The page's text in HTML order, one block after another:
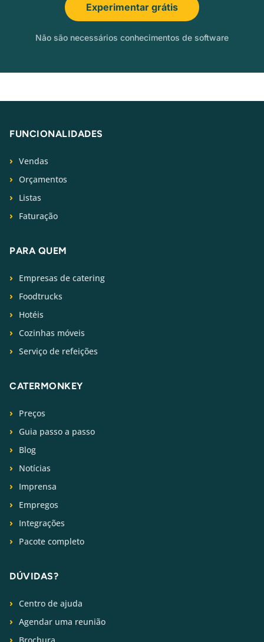
Experimentar grátis
Não são necessários conhecimentos de software
FUNCIONALIDADES
Vendas
Orçamentos
Listas
Faturação
PARA QUEM
Empresas de catering
Foodtrucks
Hotéis
Cozinhas móveis
Serviço de refeições
CATERMONKEY
Preços
Guia passo a passo
Blog
Notícias
Imprensa
Empregos
Integrações
Pacote completo
DÚVIDAS?
Centro de ajuda
Agendar uma reunião